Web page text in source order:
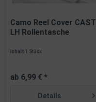
Camo Reel Cover CAST
LH Rollentasche
Inhalt1 Stück
ab 6,99 € *
Details